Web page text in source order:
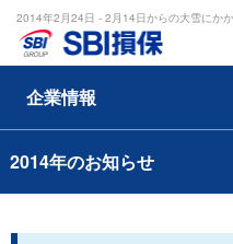
2014年2月24日 - 2月14日からの大雪にか
企業情報
2014年のお知らせ